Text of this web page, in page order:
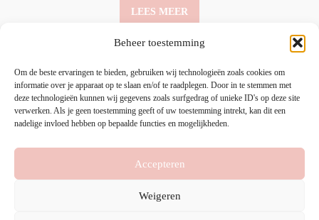
Beheer toestemming
Om de beste ervaringen te bieden, gebruiken wij technologieën zoals cookies om
informatie over je apparaat op te slaan en/of te raadplegen. Door in te stemmen met
deze technologieën kunnen wij gegevens zoals surfgedrag of unieke ID's op deze site
verwerken. Als je geen toestemming geeft of uw toestemming intrekt, kan dit een
nadelige invloed hebben op bepaalde functies en mogelijkheden.
Accepteren
Weigeren
LEES MEER